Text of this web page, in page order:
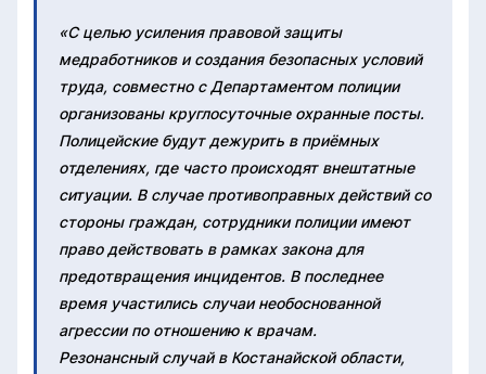
«С целью усиления правовой защиты
медработников и создания безопасных условий
труда, совместно с Департаментом полиции
организованы круглосуточные охранные посты.
Полицейские будут дежурить в приёмных
отделениях, где часто происходят внештатные
ситуации. В случае противоправных действий со
стороны граждан, сотрудники полиции имеют
право действовать в рамках закона для
предотвращения инцидентов. В последнее
время участились случаи необоснованной
агрессии по отношению к врачам.
Резонансный случай в Костанайской области,